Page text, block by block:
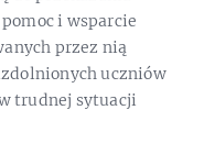
i wsparcie
przez nią
uczniów
trudnej sytuacji